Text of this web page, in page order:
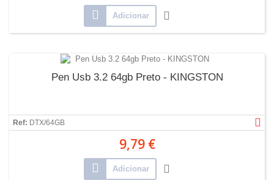
Adicionar
Pen Usb 3.2 64gb Preto - KINGSTON
Ref: DTX/64GB
9,79 €
Adicionar